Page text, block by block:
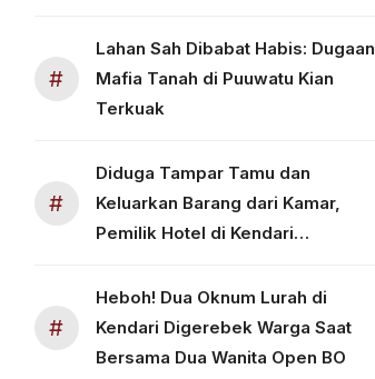
#
Lahan Sah Dibabat Habis: Dugaan
Mafia Tanah di Puuwatu Kian
Terkuak
#
Diduga Tampar Tamu dan
Keluarkan Barang dari Kamar,
Pemilik Hotel di Kendari
#
Heboh! Dua Oknum Lurah di
Kendari Digerebek Warga Saat
Bersama Dua Wanita Open BO